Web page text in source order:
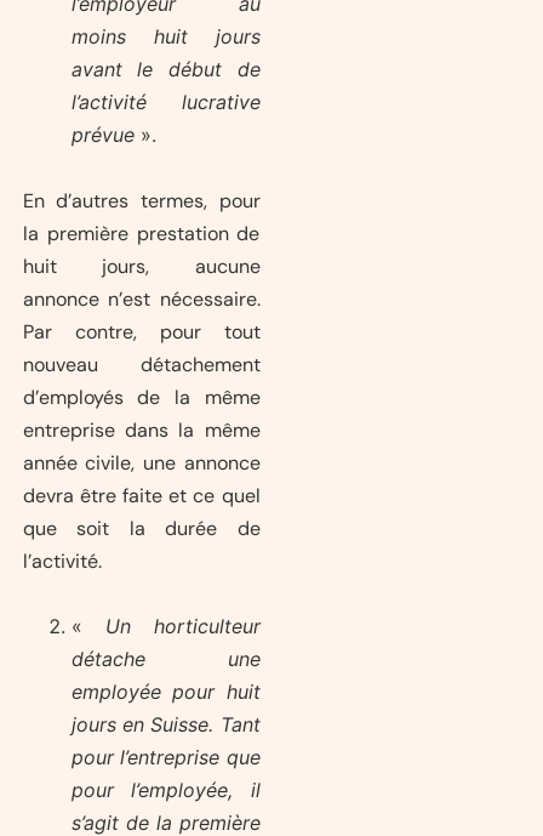
moins huit jours
avant le début de
l’activité lucrative
prévue».
En d’autres termes, pour
la première prestation de
huit jours, aucune
annonce n’est nécessaire.
Par contre, pour tout
nouveau détachement
d’employés de la même
entreprise dans la même
année civile, une annonce
devra être faite et ce quel
que soit la durée de
l’activité.
« Un horticulteur
détache une
employée pour huit
jours en Suisse. Tant
pour l’entreprise que
pour l’employée, il
s’agit de la première